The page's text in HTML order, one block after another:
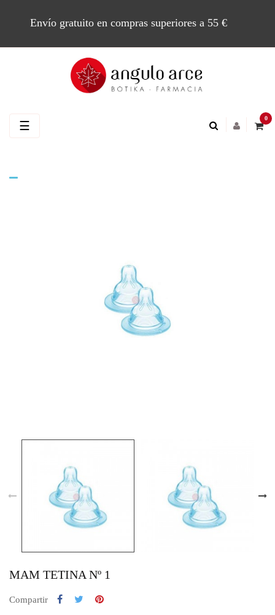
Envío gratuito en compras superiores a 55 €
0
Navegación
☰
MAM TETINA Nº 1
Compartir